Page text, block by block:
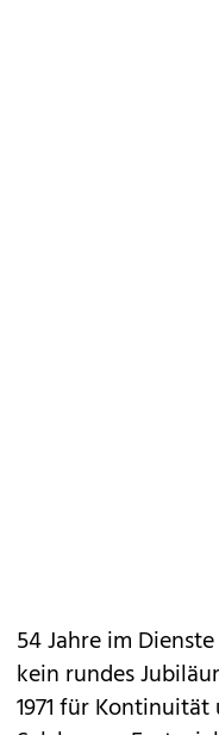
54 Jahre im
kein rundes
1971 für